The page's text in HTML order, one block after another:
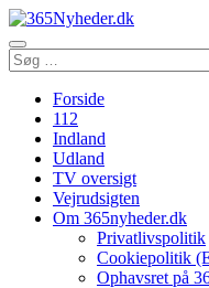
Åbn
menu
Søg
efter:
Forside
112
Indland
Udland
TV oversigt
Vejrudsigten
Om 365nyheder.dk
Privatlivspolitik
Cookiepolitik
Ophavsret på